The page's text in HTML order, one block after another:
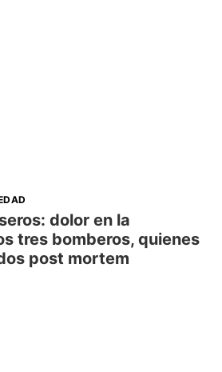
dolor en la
tres bomberos, quienes
post mortem